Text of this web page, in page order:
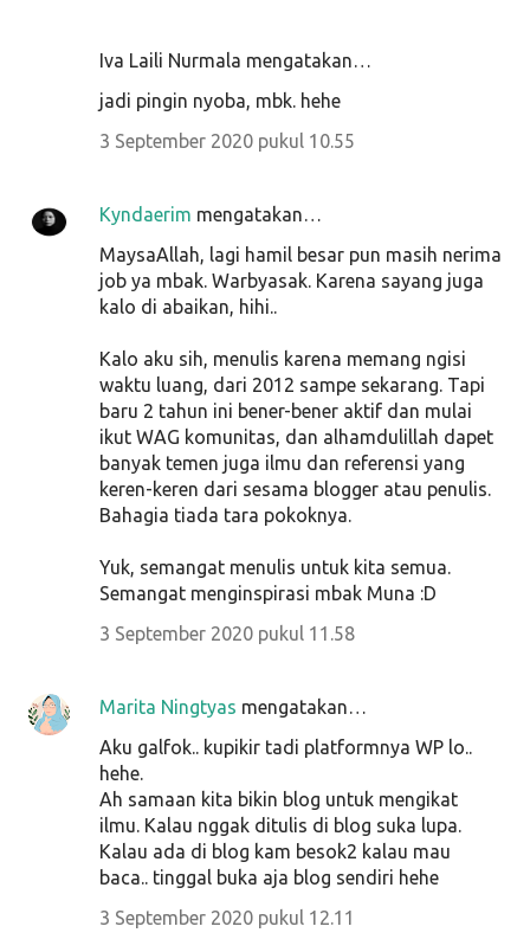
Iva Laili Nurmala mengatakan…
jadi pingin nyoba, mbk. hehe
3 September 2020 pukul 10.55
Kyndaerim mengatakan…
MaysaAllah, lagi hamil besar pun masih nerima
job ya mbak. Warbyasak. Karena sayang juga
kalo di abaikan, hihi..
Kalo aku sih, menulis karena memang ngisi
waktu luang, dari 2012 sampe sekarang. Tapi
baru 2 tahun ini bener-bener aktif dan mulai
ikut WAG komunitas, dan alhamdulillah dapet
banyak temen juga ilmu dan referensi yang
keren-keren dari sesama blogger atau penulis.
Bahagia tiada tara pokoknya.
Yuk, semangat menulis untuk kita semua.
Semangat menginspirasi mbak Muna :D
3 September 2020 pukul 11.58
Marita Ningtyas mengatakan…
Aku galfok.. kupikir tadi platformnya WP lo..
hehe.
Ah samaan kita bikin blog untuk mengikat
ilmu. Kalau nggak ditulis di blog suka lupa.
Kalau ada di blog kam besok2 kalau mau
baca.. tinggal buka aja blog sendiri hehe
3 September 2020 pukul 12.11